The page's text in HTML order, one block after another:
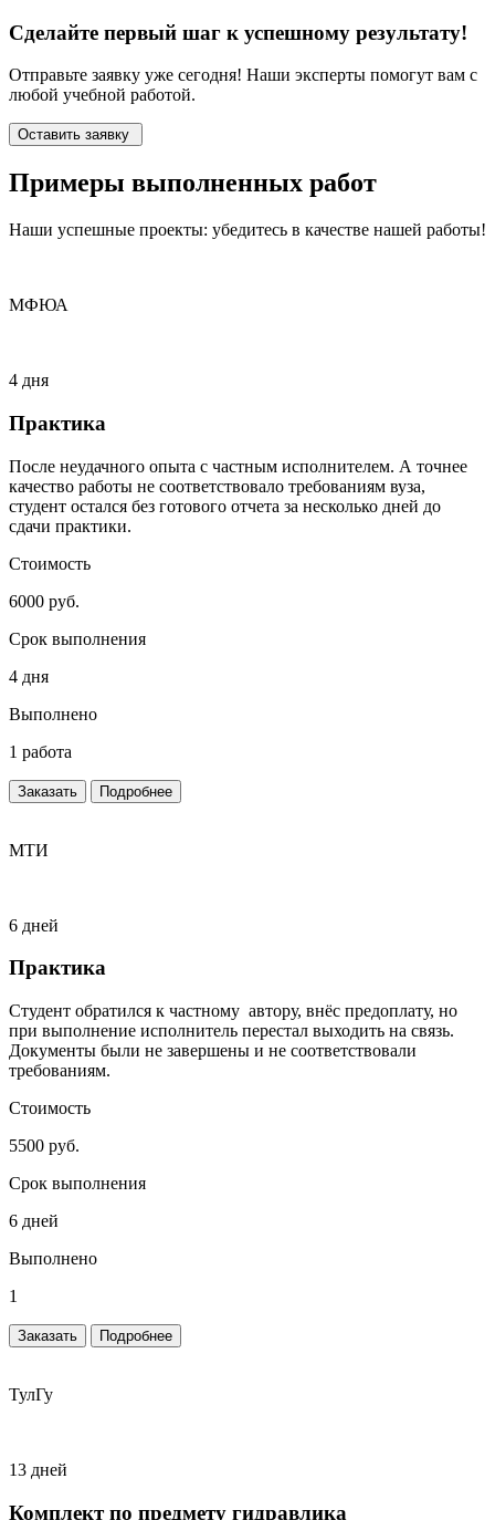
Сделайте первый шаг к успешному результату!
Отправьте заявку уже сегодня! Наши эксперты помогут вам с
любой учебной работой.
Оставить заявку
Примеры выполненных работ
Наши успешные проекты: убедитесь в качестве нашей работы!
МФЮА
4 дня
Практика
После неудачного опыта с частным исполнителем. А точнее
качество работы не соответствовало требованиям вуза,
студент остался без готового отчета за несколько дней до
сдачи практики.
Стоимость
6000 руб.
Срок выполнения
4 дня
Выполнено
1 работа
Заказать Подробнее
МТИ
6 дней
Практика
Студент обратился к частному автору, внёс предоплату, но
при выполнение исполнитель перестал выходить на связь.
Документы были не завершены и не соответствовали
требованиям.
Стоимость
5500 руб.
Срок выполнения
6 дней
Выполнено
1
Заказать Подробнее
ТулГу
13 дней
Комплект по предмету гидравлика